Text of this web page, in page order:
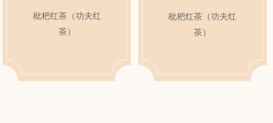
枇杷红茶（功夫红
茶）
枇杷红茶（功夫红
茶）